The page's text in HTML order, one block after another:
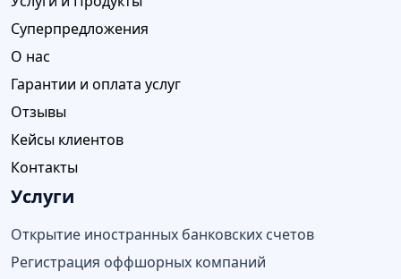
Суперпредложения
О нас
Гарантии и оплата услуг
Отзывы
Кейсы клиентов
Контакты
Услуги
Открытие иностранных банковских счетов
Регистрация оффшорных компаний